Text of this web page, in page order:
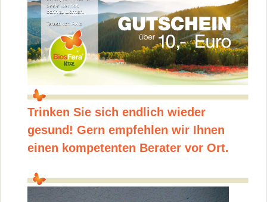
Trinken Sie sich endlich wieder
gesund! Gern empfehlen wir Ihnen
einen kompetenten Berater vor Ort.